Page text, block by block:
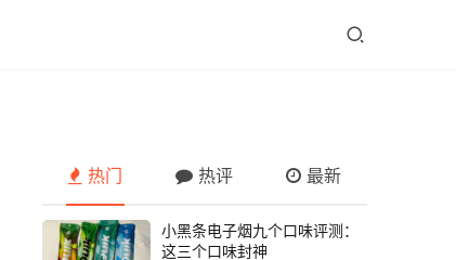
热门 热评 最新
小黑条电子烟九个口味评测：
这三个口味封神